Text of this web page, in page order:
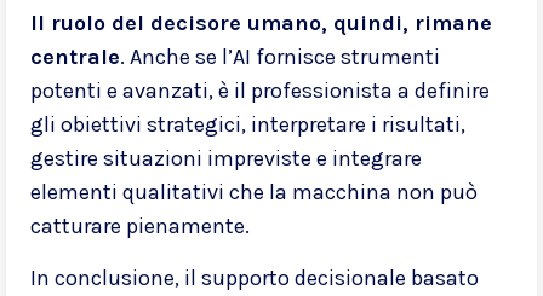
Il ruolo del decisore umano, quindi, rimane
centrale. Anche se l’AI fornisce strumenti
potenti e avanzati, è il professionista a definire
gli obiettivi strategici, interpretare i risultati,
gestire situazioni impreviste e integrare
elementi qualitativi che la macchina non può
catturare pienamente.
In conclusione, il supporto decisionale basato